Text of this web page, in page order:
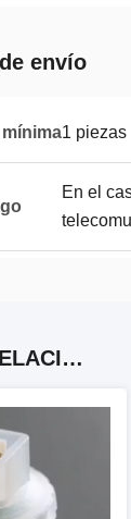
envío
1 piezas
En el
PRODUCTOS RELACIONADOS